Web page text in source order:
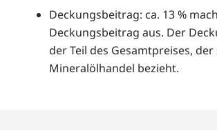
Deckungsbeitrag: ca. 13 %
Deckungsbeitrag aus. Der
der Teil des Gesamtpreises,
Mineralölhandel bezieht.